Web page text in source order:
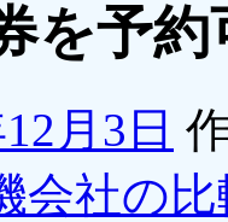
を予約
月3日
会社の